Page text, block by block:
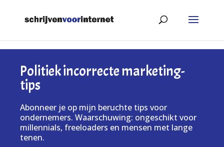
Politiek incorrecte marketing-
tips
Abonneer je op mijn beruchte tips voor
ondernemers. Waarschuwing: ongeschikt voor
millennials, freeloaders en mensen met lange
tenen.